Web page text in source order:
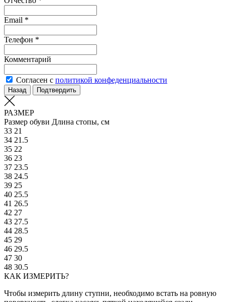
Email *
Телефон *
Комментарий
Согласен с политикой конфеденциальности
Назад Подтвердить
РАЗМЕР
Размер обуви Длина стопы, см
33 21
34 21.5
35 22
36 23
37 23.5
38 24.5
39 25
40 25.5
41 26.5
42 27
43 27.5
44 28.5
45 29
46 29.5
47 30
48 30.5
КАК ИЗМЕРИТЬ?
Чтобы измерить длину ступни, необходимо встать на ровную